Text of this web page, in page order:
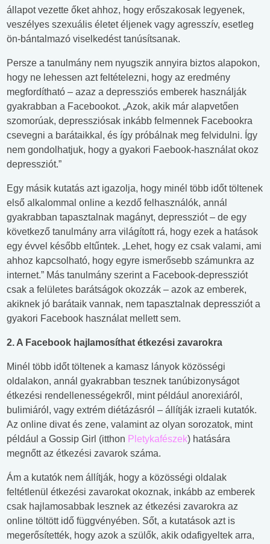
állapot vezette őket ahhoz, hogy erőszakosak legyenek,
veszélyes szexuális életet éljenek vagy agresszív, esetleg
ön-bántalmazó viselkedést tanúsítsanak.
Persze a tanulmány nem nyugszik annyira biztos alapokon,
hogy ne lehessen azt feltételezni, hogy az eredmény
megfordítható – azaz a depressziós emberek használják
gyakrabban a Facebookot. „Azok, akik már alapvetően
szomorúak, depressziósak inkább felmennek Facebookra
csevegni a barátaikkal, és így próbálnak meg felvidulni. Így
nem gondolhatjuk, hogy a gyakori Faebook-használat okoz
depressziót.”
Egy másik kutatás azt igazolja, hogy minél több időt töltenek
első alkalommal online a kezdő felhasználók, annál
gyakrabban tapasztalnak magányt, depressziót – de egy
következő tanulmány arra világított rá, hogy ezek a hatások
egy évvel később eltűntek. „Lehet, hogy ez csak valami, ami
ahhoz kapcsolható, hogy egyre ismerősebb számunkra az
internet.” Más tanulmány szerint a Facebook-depressziót
csak a felületes barátságok okozzák – azok az emberek,
akiknek jó barátaik vannak, nem tapasztalnak depressziót a
gyakori Facebook használat mellett sem.
2. A Facebook hajlamosíthat étkezési zavarokra
Minél több időt töltenek a kamasz lányok közösségi
oldalakon, annál gyakrabban tesznek tanúbizonyságot
étkezési rendellenességekről, mint például anorexiáról,
bulimiáról, vagy extrém diétázásról – állítják izraeli kutatók.
Az online divat és zene, valamint az olyan sorozatok, mint
például a Gossip Girl (itthon Pletykafészek) hatására
megnőtt az étkezési zavarok száma.
Ám a kutatók nem állítják, hogy a közösségi oldalak
feltétlenül étkezési zavarokat okoznak, inkább az emberek
csak hajlamosabbak lesznek az étkezési zavarokra az
online töltött idő függvényében. Sőt, a kutatások azt is
megerősítették, hogy azok a szülők, akik odafigyeltek arra,